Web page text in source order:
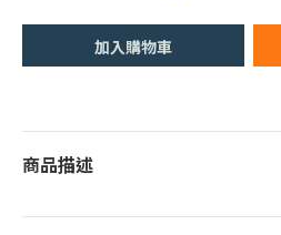
加入購物車
商品描述